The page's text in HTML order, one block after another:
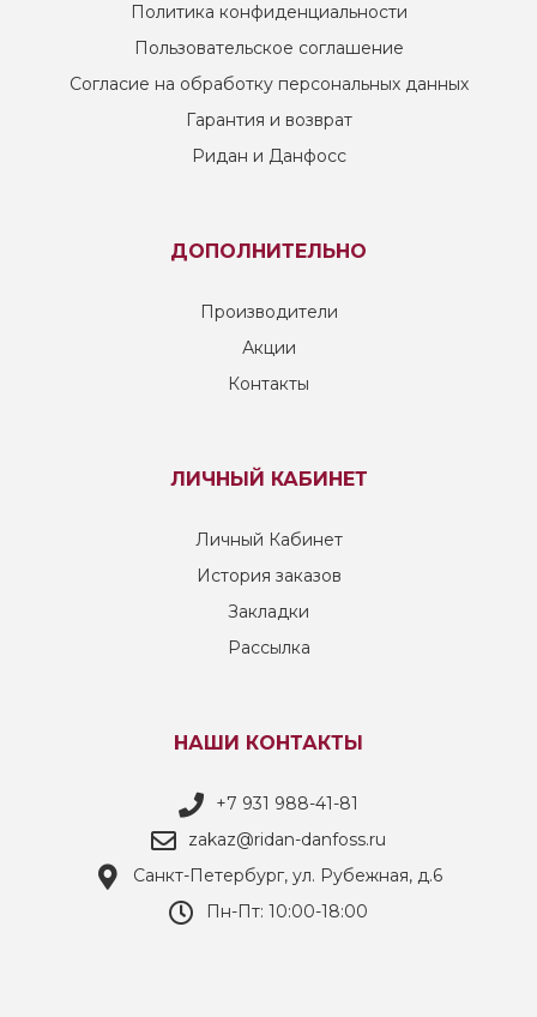
Политика конфиденциальности
Пользовательское соглашение
Согласие на обработку персональных данных
Гарантия и возврат
Ридан и Данфосс
ДОПОЛНИТЕЛЬНО
Производители
Акции
Контакты
ЛИЧНЫЙ КАБИНЕТ
Личный Кабинет
История заказов
Закладки
Рассылка
НАШИ КОНТАКТЫ
+7 931 988-41-81
zakaz@ridan-danfoss.ru
Санкт-Петербург, ул. Рубежная, д.6
Пн-Пт: 10:00-18:00